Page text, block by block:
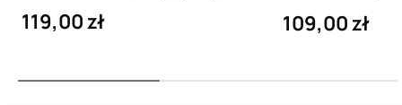
119,00 zł 109,00 zł